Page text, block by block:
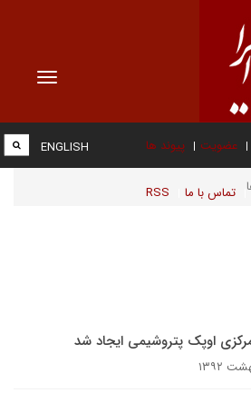
Toggle
عضویت پیوند ها
تماس با ما RSS
ENGLISH
اوپک پتروشیمی ایجاد شد